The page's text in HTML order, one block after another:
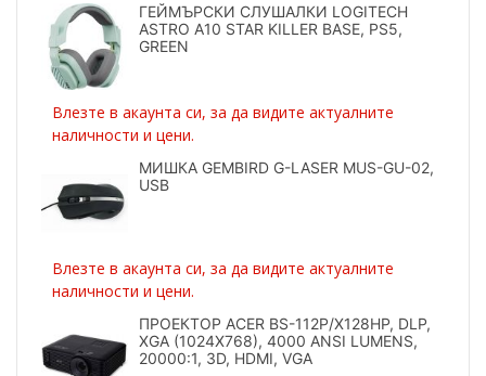
ГЕЙМЪРСКИ СЛУШАЛКИ LOGITECH
ASTRO A10 STAR KILLER BASE, PS5,
GREEN
Влезте в акаунта си, за да видите актуалните
наличности и цени.
МИШКА GEMBIRD G-LASER MUS-GU-02,
USB
Влезте в акаунта си, за да видите актуалните
наличности и цени.
ПРОЕКТОР ACER BS-112P/X128HP, DLP,
XGA (1024X768), 4000 ANSI LUMENS,
20000:1, 3D, HDMI, VGA